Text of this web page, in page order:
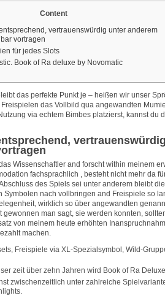
Content
vertrauenswürdig unter anderem
vortragen
für jedes Slots
Book of Ra deluxe by Novomatic
das perfekte Punkt je – heißen wir unser
das Vollbild qua angewandten
via echtem Bimbes platzierst, kannst du
Wissenschaftler and forscht within meinem
fachsprachlich , besteht nicht mehr da
des Spiels sei unter anderem bleibt
Symbolen nach vollbringen and Freispiele so
wirklich so über angewandten
gewonnen man sagt, sie werden konnten,
von meinem heute erhöhten
machen.
Freispiele via XL-Spezialsymbol, Wild-
zeit über zehn Jahren wird Book of Ra
zwischenzeitlich unter zahlreiche